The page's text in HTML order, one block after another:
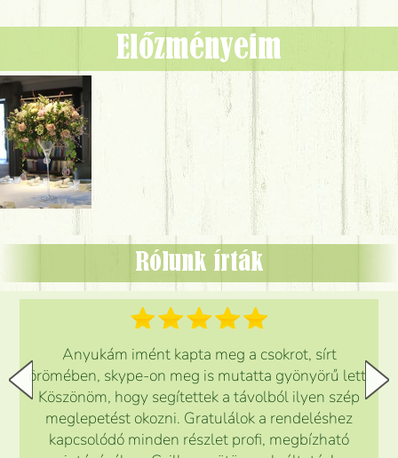
Előzményeim
Rólunk írták
Anyukám imént kapta meg a csokrot, sírt
örömében, skype-on meg is mutatta gyönyörű lett.
Köszönöm, hogy segítettek a távolból ilyen szép
meglepetést okozni. Gratulálok a rendeléshez
kapcsolódó minden részlet profi, megbízható